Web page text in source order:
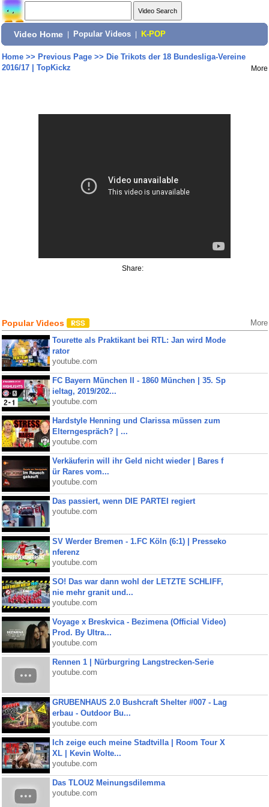
Video Home Popular Videos K-POP
Home>> Previous Page>> Die Trikots der 18 Bundesliga-Vereine
2016/17 | TopKickz
More
Share:
Popular Videos More
Tourette als Praktikant bei RTL: Jan wird Mode
rator
youtube.com
FC Bayern München II - 1860 München | 35. Sp
ieltag, 2019/202...
youtube.com
Hardstyle Henning und Clarissa müssen zum
Elterngespräch? | ...
youtube.com
Verkäuferin will ihr Geld nicht wieder | Bares f
ür Rares vom...
youtube.com
Das passiert, wenn DIE PARTEI regiert
youtube.com
SV Werder Bremen - 1.FC Köln (6:1) | Presseko
nferenz
youtube.com
SO! Das war dann wohl der LETZTE SCHLIFF,
nie mehr granit und...
youtube.com
Voyage x Breskvica - Bezimena (Official Video)
Prod. By Ultra...
youtube.com
Rennen 1 | Nürburgring Langstrecken-Serie
youtube.com
GRUBENHAUS 2.0 Bushcraft Shelter #007 - Lag
erbau - Outdoor Bu...
youtube.com
Ich zeige euch meine Stadtvilla | Room Tour X
XL | Kevin Wolte...
youtube.com
Das TLOU2 Meinungsdilemma
youtube.com